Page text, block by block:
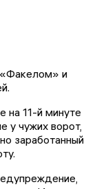
и
на 11-й минуте
у чужих ворот,
заработанный